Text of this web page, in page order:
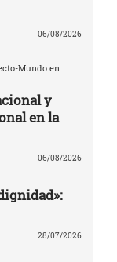
06/08/2026
Mundo en
y
en la
06/08/2026
28/07/2026